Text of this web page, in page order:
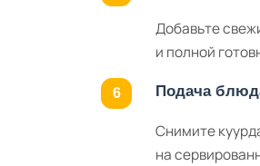
Добавьте
и полной
Подача
Снимите
на